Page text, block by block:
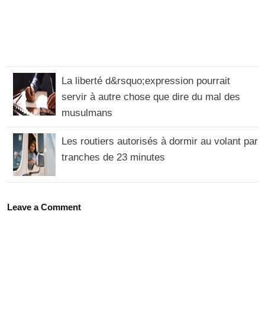
La liberté d&rsquo;expression pourrait
servir à autre chose que dire du mal des
musulmans
Les routiers autorisés à dormir au volant par
tranches de 23 minutes
Leave a Comment